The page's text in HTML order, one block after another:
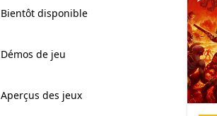
Bientôt disponible
Démos de jeu
Aperçus des jeux